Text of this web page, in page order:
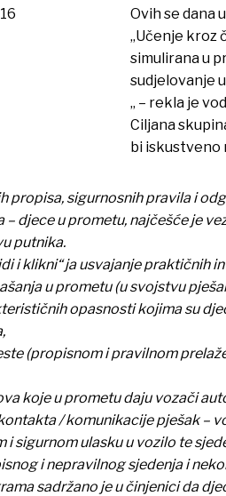
Ovih se dana
„Učenje kroz
simulirana u
sudjelovanje
„ – rekla je
Ciljana
bi iskustveno
propisa, sigurnosnih pravila i
djece u prometu, najčešće je
putnika.
i klikni“ ja usvajanje praktičnih
u prometu (u svojstvu
opasnosti kojima su
(propisnom i pravilnom
koje u prometu daju vozači
/ komunikacije pješak –
i sigurnom ulasku u vozilo te
i nepravilnog sjedenja i
sadržano je u činjenici da